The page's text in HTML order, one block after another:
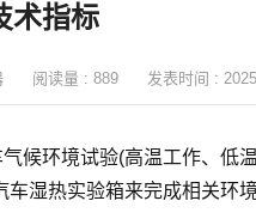
术指标
阅读量 : 889 发表时间 :
候环境试验(高温工作、低
湿热实验箱来完成相关环